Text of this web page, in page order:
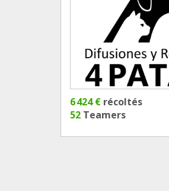
6 424 € récoltés
52 Teamers